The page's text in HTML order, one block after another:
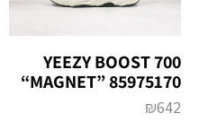
YEEZY BOOST 700
“MAGNET” 85975170
₪642